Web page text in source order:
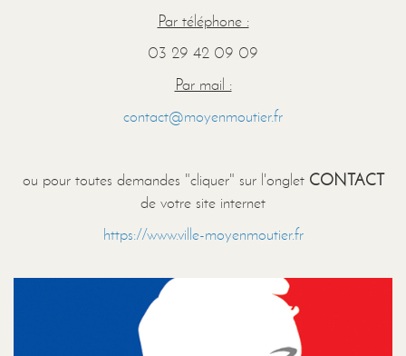
Par téléphone :
03 29 42 09 09
Par mail :
contact@moyenmoutier.fr
ou pour toutes demandes "cliquer" sur l'onglet CONTACT
de votre site internet
https://www.ville-moyenmoutier.fr